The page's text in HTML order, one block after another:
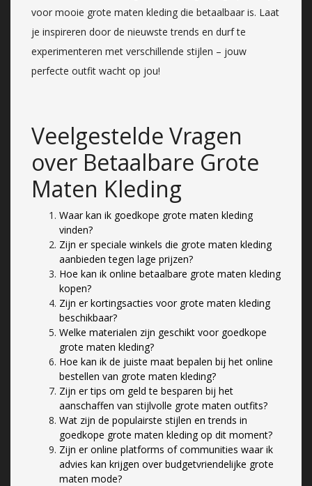
voor mooie grote maten kleding die betaalbaar is. Laat
je inspireren door de nieuwste trends en durf te
experimenteren met verschillende stijlen – jouw
perfecte outfit wacht op jou!
Veelgestelde Vragen
over Betaalbare Grote
Maten Kleding
Waar kan ik goedkope grote maten kleding
vinden?
Zijn er speciale winkels die grote maten kleding
aanbieden tegen lage prijzen?
Hoe kan ik online betaalbare grote maten kleding
kopen?
Zijn er kortingsacties voor grote maten kleding
beschikbaar?
Welke materialen zijn geschikt voor goedkope
grote maten kleding?
Hoe kan ik de juiste maat bepalen bij het online
bestellen van grote maten kleding?
Zijn er tips om geld te besparen bij het
aanschaffen van stijlvolle grote maten outfits?
Wat zijn de populairste stijlen en trends in
goedkope grote maten kleding op dit moment?
Zijn er online platforms of communities waar ik
advies kan krijgen over budgetvriendelijke grote
maten mode?